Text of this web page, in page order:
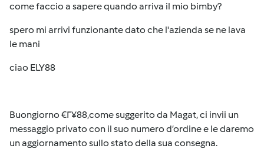
come faccio a sapere quando arriva il mio bimby?
spero mi arrivi funzionante dato che l'azienda se ne lava
le mani
ciao ELY88
Buongiorno €Г¥88,come suggerito da Magat, ci invii un
messaggio privato con il suo numero d’ordine e le daremo
un aggiornamento sullo stato della sua consegna.